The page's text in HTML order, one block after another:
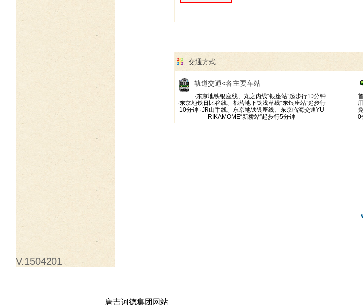
V.1504201
交通方式
轨道交通<各主要车站
·东京地铁银座线、丸之内线“银座站”起步行10分钟
·东京地铁日比谷线、都营地下铁浅草线“东银座站”起步行
10分钟 ·JR山手线、东京地铁银座线、东京临海交通YU
RIKAMOME“新桥站”起步行5分钟
0
唐吉诃德集团网站